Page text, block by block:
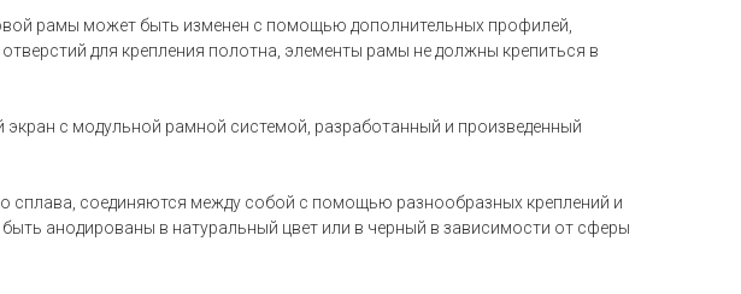
рамы может быть изменен с помощью дополнительных профилей,
для крепления полотна, элементы рамы не должны крепиться в
с модульной рамной системой, разработанный и произведенный
сплава, соединяются между собой с помощью разнообразных креплений и
анодированы в натуральный цвет или в черный в зависимости от сферы